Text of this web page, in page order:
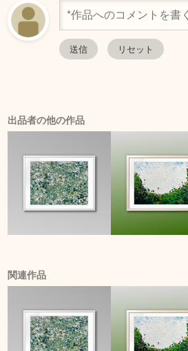
出品者の他の作品
関連作品